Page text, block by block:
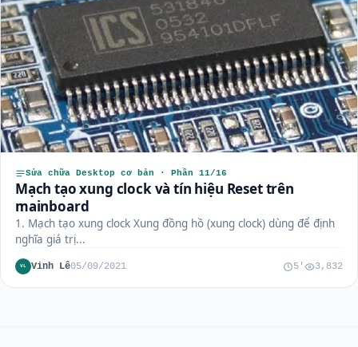
Sửa chữa Desktop cơ bản · Phần 11/16
Mạch tạo xung clock và tín hiệu Reset trên
mainboard
1. Mạch tạo xung clock Xung đồng hồ (xung clock) dùng để định
nghĩa giá trị...
VL Vinh Lê05/09/2021 5' 3,832